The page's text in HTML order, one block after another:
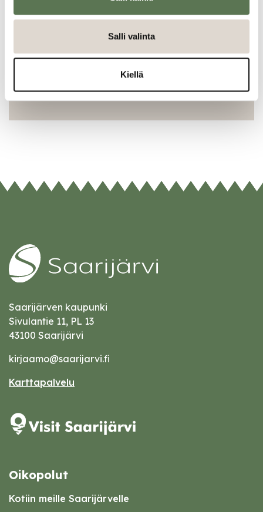
Salli valinta
Kiellä
Tutustu myös
Saarijärvi logo
Saarijärven kaupunki
Sivulantie 11, PL 13
43100 Saarijärvi
kirjaamo@saarijarvi.fi
Karttapalvelu
Oikopolut
Kotiin meille Saarijärvelle